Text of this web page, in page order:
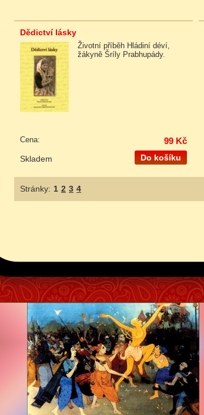
Dědictví lásky
Životní příběh Hládiní déví,
žákyně Šríly Prabhupády.
99 Kč
Cena:
Do košíku
Skladem
Stránky: 1 2 3 4